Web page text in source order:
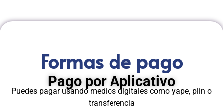
Formas de pago
Pago por Aplicativo
Puedes pagar usando medios digitales como yape, plin o
transferencia